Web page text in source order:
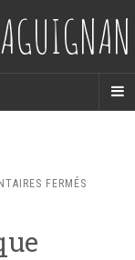
FERMÉSSUR